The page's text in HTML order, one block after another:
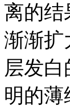
离的结
渐渐扩
层发
明的